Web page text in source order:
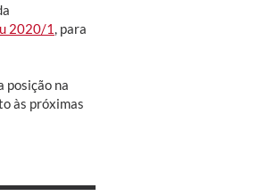
2020/1 , para
posição na
às próximas